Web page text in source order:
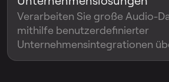
Verarbeiten Sie große Audio-
mithilfe benutzerdefinierter
Unternehmensintegrationen